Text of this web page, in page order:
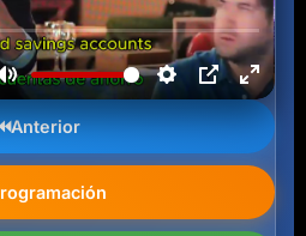
Anterior